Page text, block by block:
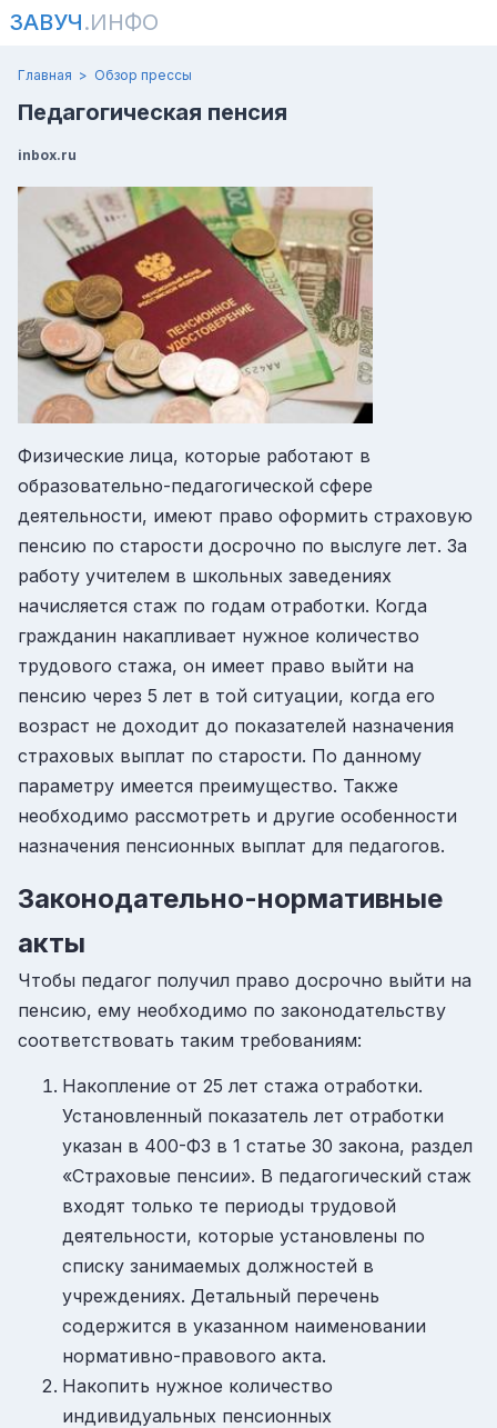
ЗАВУЧ.ИНФО
Главная Обзор прессы
Педагогическая пенсия
inbox.ru
Физические лица, которые работают в
образовательно-педагогической сфере
деятельности, имеют право оформить страховую
пенсию по старости досрочно по выслуге лет. За
работу учителем в школьных заведениях
начисляется стаж по годам отработки. Когда
гражданин накапливает нужное количество
трудового стажа, он имеет право выйти на
пенсию через 5 лет в той ситуации, когда его
возраст не доходит до показателей назначения
страховых выплат по старости. По данному
параметру имеется преимущество. Также
необходимо рассмотреть и другие особенности
назначения пенсионных выплат для педагогов.
Законодательно-нормативные
акты
Чтобы педагог получил право досрочно выйти на
пенсию, ему необходимо по законодательству
соответствовать таким требованиям:
Накопление от 25 лет стажа отработки.
Установленный показатель лет отработки
указан в 400-ФЗ в 1 статье 30 закона, раздел
«Страховые пенсии». В педагогический стаж
входят только те периоды трудовой
деятельности, которые установлены по
списку занимаемых должностей в
учреждениях. Детальный перечень
содержится в указанном наименовании
нормативно-правового акта.
Накопить нужное количество
индивидуальных пенсионных